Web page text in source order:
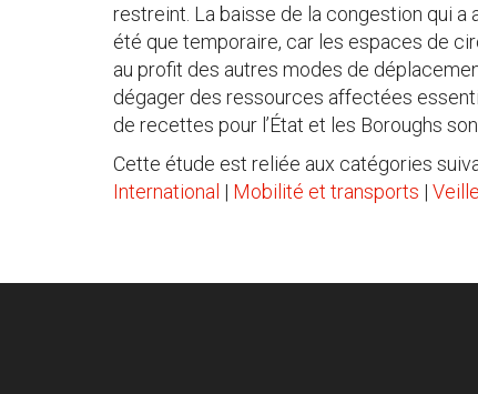
restreint. La baisse de la congestion qui a
été que temporaire, car les espaces de
au profit des autres modes de
dégager des ressources affectées
de recettes pour l’État et les Boroughs
Cette étude est reliée aux catégories
International | Mobilité et transports |